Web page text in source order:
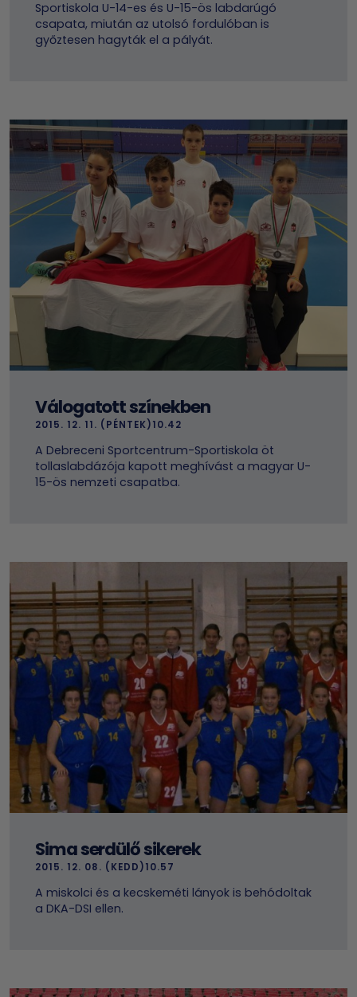
Sportiskola U-14-es és U-15-ös labdarúgó
csapata, miután az utolsó fordulóban is
győztesen hagyták el a pályát.
Válogatott színekben
2015. 12. 11. (PÉNTEK)10.42
A Debreceni Sportcentrum-Sportiskola öt
tollaslabdázója kapott meghívást a magyar U-
15-ös nemzeti csapatba.
Sima serdülő sikerek
2015. 12. 08. (KEDD)10.57
A miskolci és a kecskeméti lányok is behódoltak
a DKA-DSI ellen.